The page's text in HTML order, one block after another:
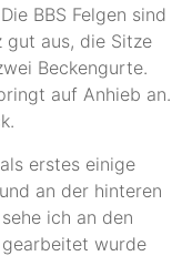
BBS Felgen sind
gut aus, die Sitze
Beckengurte.
auf Anhieb an.
erstes einige
an der hinteren
ich an den
wurde